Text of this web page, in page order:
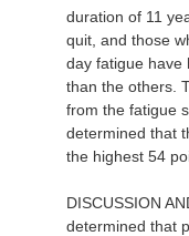
duration of 11
quit, and those
day fatigue have
than the others.
from the fatigue
determined that
the highest 54
DISCUSSION
determined that